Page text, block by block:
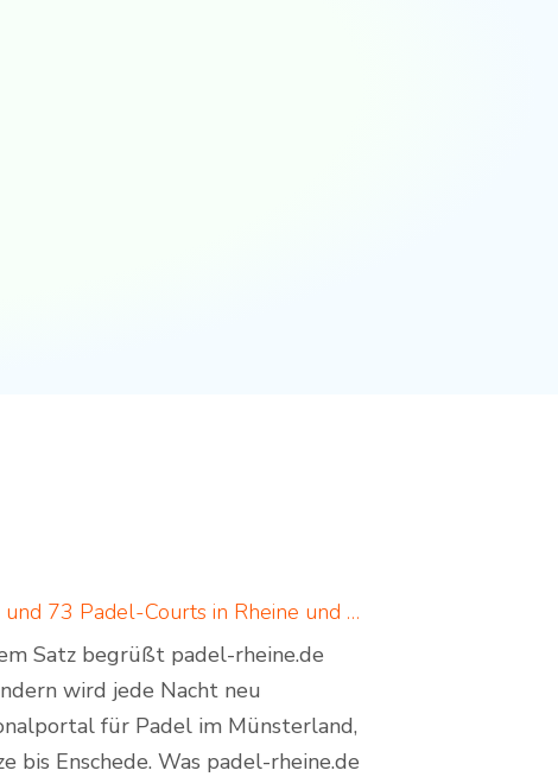
Padel in Rheine: neues Padelportal listet 17 Standorte und 73 Padel-Courts in Rheine und Umgebung
Satz begrüßt padel-rheine.de
wird jede Nacht neu
für Padel im Münsterland,
bis Enschede. Was padel-rheine.de